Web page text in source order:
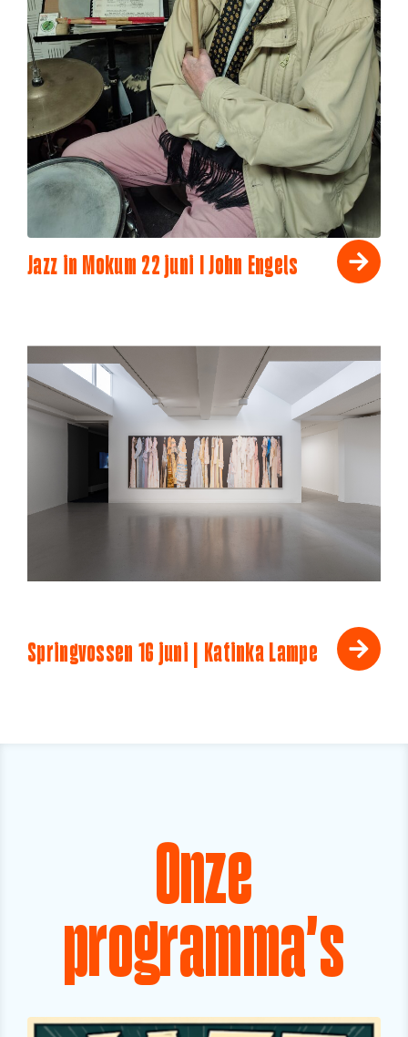
Jazz in Mokum 22 juni I John Engels
Springvossen 16 juni | Katinka Lampe
Onze
programma's